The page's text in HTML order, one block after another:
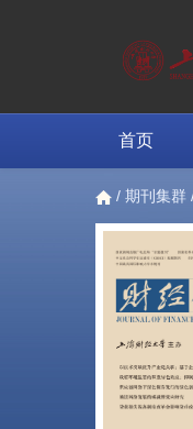
首页
/ 期刊集群